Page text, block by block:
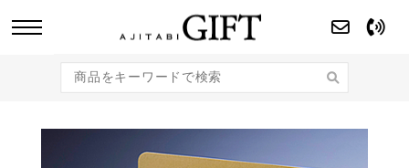
のギフト商品をご提案します。